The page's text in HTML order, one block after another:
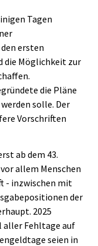
Tagen
ersten
die Möglichkeit zur
die Pläne
solle. Der
Vorschriften
ab dem 43.
allem Menschen
- inzwischen mit
der
2025
aller Fehltage auf
seien in